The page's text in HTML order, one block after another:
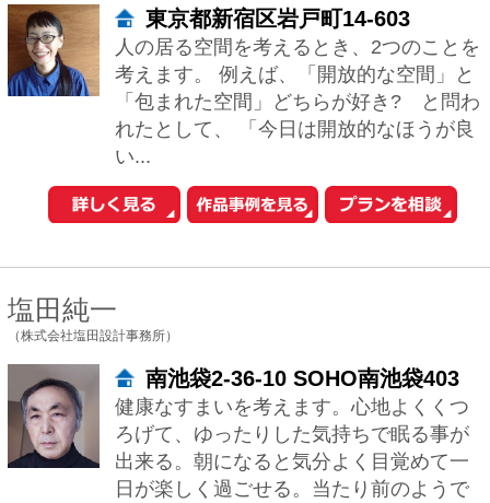
杉浦充
（充総合計画 一級建築士事務所）
東京都目黒区中根２－１９－１９
" 外部はその場所にふさわしい造形と耐
久性を備え、内部は手放しで『気持ちい
い』と感じる空間を。 自然素材や構造
を活かし、シンプルで機能的でありなが
ら居心地...
小林 麻梨菜
ART-SESSIONは、『より美しく』をテ
開している建築設計事務所です。設計に
あたっては、お客様の要望・コスト等、
様...